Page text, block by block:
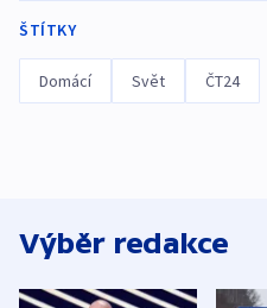
ŠTÍTKY
Domácí Svět ČT24
Výběr redakce